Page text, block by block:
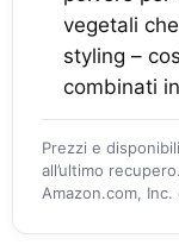
vegetali
styling –
combinati
Prezzi e
all’ultimo
Amazon.com,